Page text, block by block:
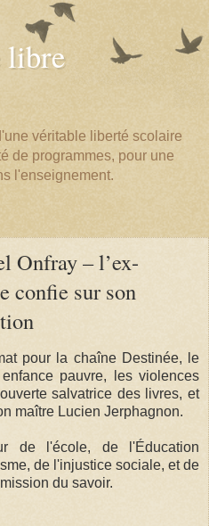
libre
véritable liberté scolaire
de programmes, pour une
l'enseignement.
Onfray – l’ex-
confie sur son
pour la chaîne Destinée, le
pauvre, les violences
salvatrice des livres, et
maître Lucien Jerphagnon.
de l'école, de l'Éducation
de l'injustice sociale, et de
du savoir.